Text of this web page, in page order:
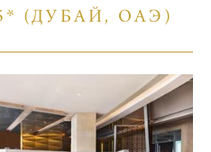
(ДУБАЙ, ОАЭ)